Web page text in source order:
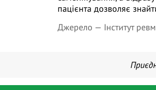
пацієнта дозволяє
Джерело — Інститут